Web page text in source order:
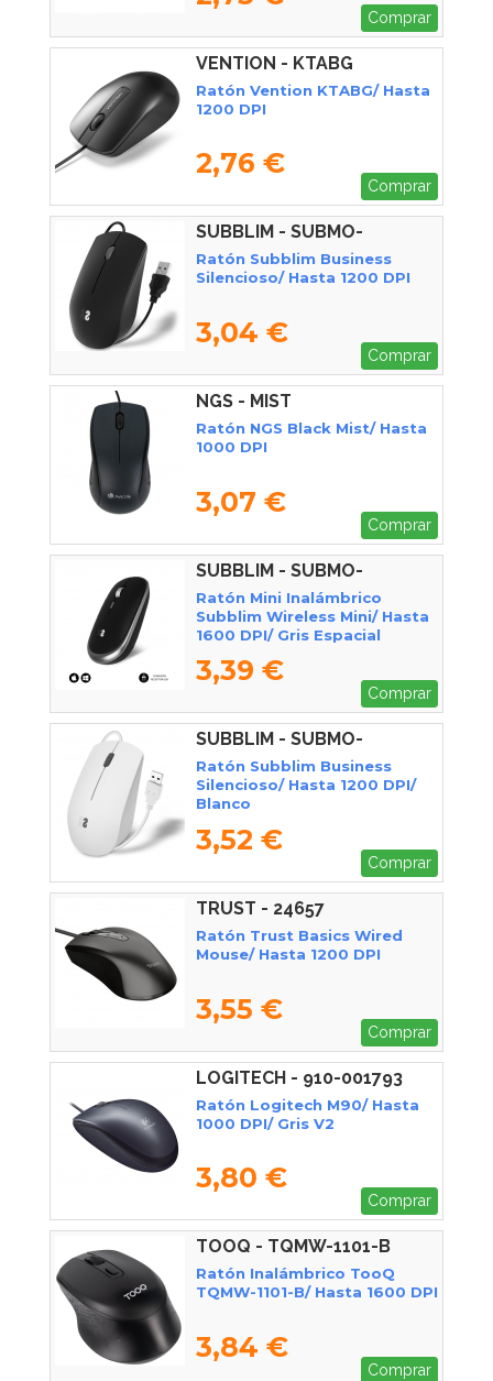
Comprar
VENTION - KTABG
Ratón Vention KTABG/ Hasta
1200 DPI
2,76 €
Comprar
SUBBLIM - SUBMO-
B2BS001
Ratón Subblim Business
Silencioso/ Hasta 1200 DPI
3,04 €
Comprar
NGS - MIST
Ratón NGS Black Mist/ Hasta
1000 DPI
3,07 €
Comprar
SUBBLIM - SUBMO-
RFM0002
Ratón Mini Inalámbrico
Subblim Wireless Mini/ Hasta
1600 DPI/ Gris Espacial
3,39 €
Comprar
SUBBLIM - SUBMO-
B2BS002
Ratón Subblim Business
Silencioso/ Hasta 1200 DPI/
Blanco
3,52 €
Comprar
TRUST - 24657
Ratón Trust Basics Wired
Mouse/ Hasta 1200 DPI
3,55 €
Comprar
LOGITECH - 910-001793
Ratón Logitech M90/ Hasta
1000 DPI/ Gris V2
3,80 €
Comprar
TOOQ - TQMW-1101-B
Ratón Inalámbrico TooQ
TQMW-1101-B/ Hasta 1600 DPI
3,84 €
Comprar